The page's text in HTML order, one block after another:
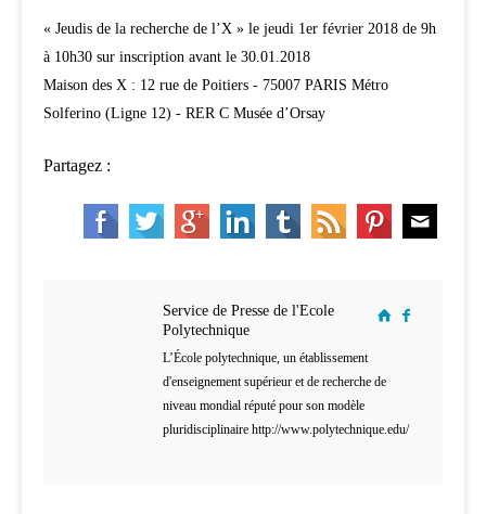
« Jeudis de la recherche de l’X » le jeudi 1er février 2018 de 9h
à 10h30 sur inscription avant le 30.01.2018
Maison des X : 12 rue de Poitiers - 75007 PARIS Métro
Solferino (Ligne 12) - RER C Musée d’Orsay
Partagez :
Service de Presse de l'Ecole
Polytechnique
L’École polytechnique, un établissement
d'enseignement supérieur et de recherche de
niveau mondial réputé pour son modèle
pluridisciplinaire http://www.polytechnique.edu/